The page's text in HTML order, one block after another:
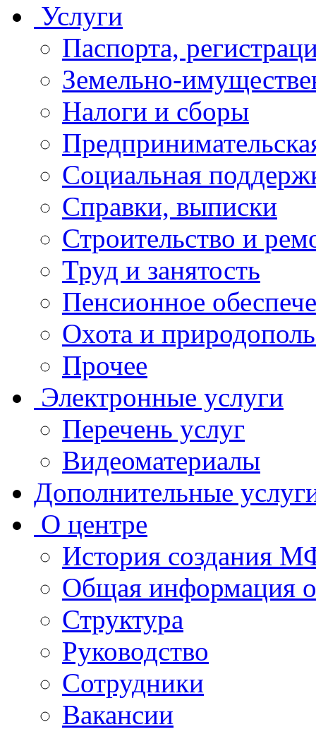
Услуги
Паспорта,
Земельно-
Налоги и сборы
Социальная
Справки, выписки
Строительство и
Труд и занятость
Пенсионное
Охота и
Прочее
Электронные услуги
Перечень услуг
Видеоматериалы
Дополнительные
О центре
История создания
Общая
Структура
Руководство
Сотрудники
Вакансии